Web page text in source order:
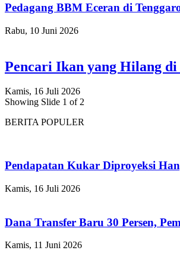
Pedagang BBM Eceran di
Rabu, 10 Juni 2026
Pencari Ikan yang Hilang
Kamis, 16 Juli 2026
Showing Slide 1 of 2
BERITA POPULER
Pendapatan Kukar Diproyeksi
Kamis, 16 Juli 2026
Dana Transfer Baru 30 Persen,
Kamis, 11 Juni 2026